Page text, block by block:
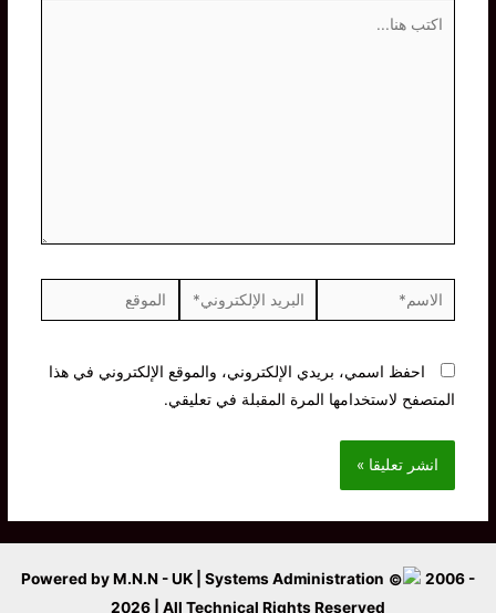
الاسم*
البريد
الإلكتروني*
الموقع
احفظ اسمي، بريدي الإلكتروني، والموقع الإلكتروني في هذا
المتصفح لاستخدامها المرة المقبلة في تعليقي.
Powered by M.N.N - UK | Systems Administration
2006 -
2026 | All Technical Rights Reserved